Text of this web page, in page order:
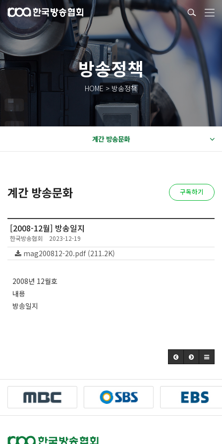
방송정책
HOME > 방송정책
계간 방송문화
계간 방송문화 구독하기
[2008-12월] 방송일지
한국방송협회 2023-12-19
mag200812-20.pdf (211.2K)
2008년 12월호
내용
방송일지